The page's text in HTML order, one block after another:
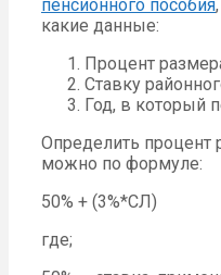
пенсионного пособия
какие данные:
Процент
Ставку
Год, в который
Определить процент
можно по формуле:
50% + (3%*СЛ)
где;